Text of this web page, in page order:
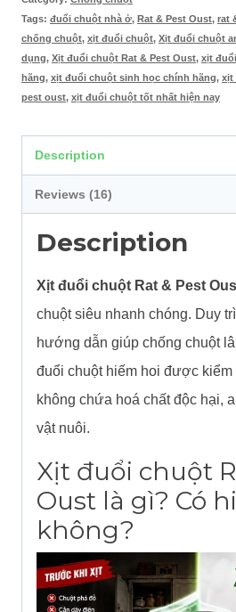
Rat
&
Pest
-
Đuổi
chuột
1-
2
lần
xịt
quantity
Tags: đuổi chuột nhà ở, Rat & Pest Oust, rat
chống chuột, xịt đuổi chuột, Xịt đuổi chuột
dụng, Xịt đuổi chuột Rat & Pest Oust, xịt
hãng, xịt đuổi chuột sinh học chính hãng, xịt
pest oust, xịt đuổi chuột tốt nhất hiện nay
Description
Reviews (16)
Description
Xịt đuổi chuột Rat & Pest
chuột siêu nhanh chóng. Duy
hướng dẫn giúp chống chuột
đuổi chuột hiếm hoi được
không chứa hoá chất độc hại,
vật nuôi.
Xịt đuổi chuột
Oust là gì? Có
không?